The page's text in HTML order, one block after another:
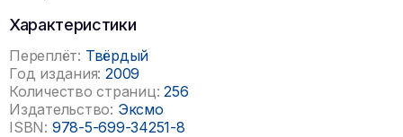
Характеристики
Переплёт: Твёрдый
Год издания: 2009
Количество страниц: 256
Издательство: Эксмо
ISBN: 978-5-699-34251-8